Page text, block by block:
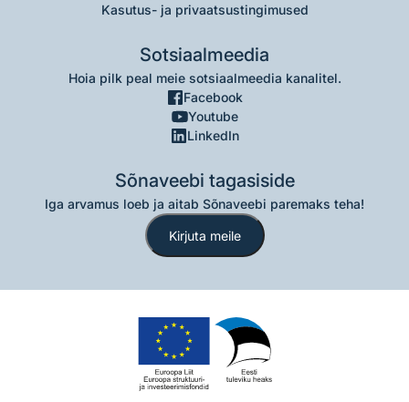
Kasutus- ja privaatsustingimused
Sotsiaalmeedia
Hoia pilk peal meie sotsiaalmeedia kanalitel.
Facebook
Youtube
LinkedIn
Sõnaveebi tagasiside
Iga arvamus loeb ja aitab Sõnaveebi paremaks teha!
Kirjuta meile